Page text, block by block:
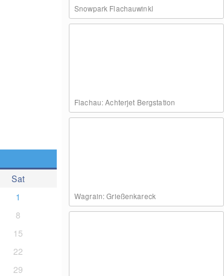
Sat
1
8
15
22
29
Snowpark Flachauwinkl
Flachau: Achterjet Bergstation
Wagrain: Grießenkareck